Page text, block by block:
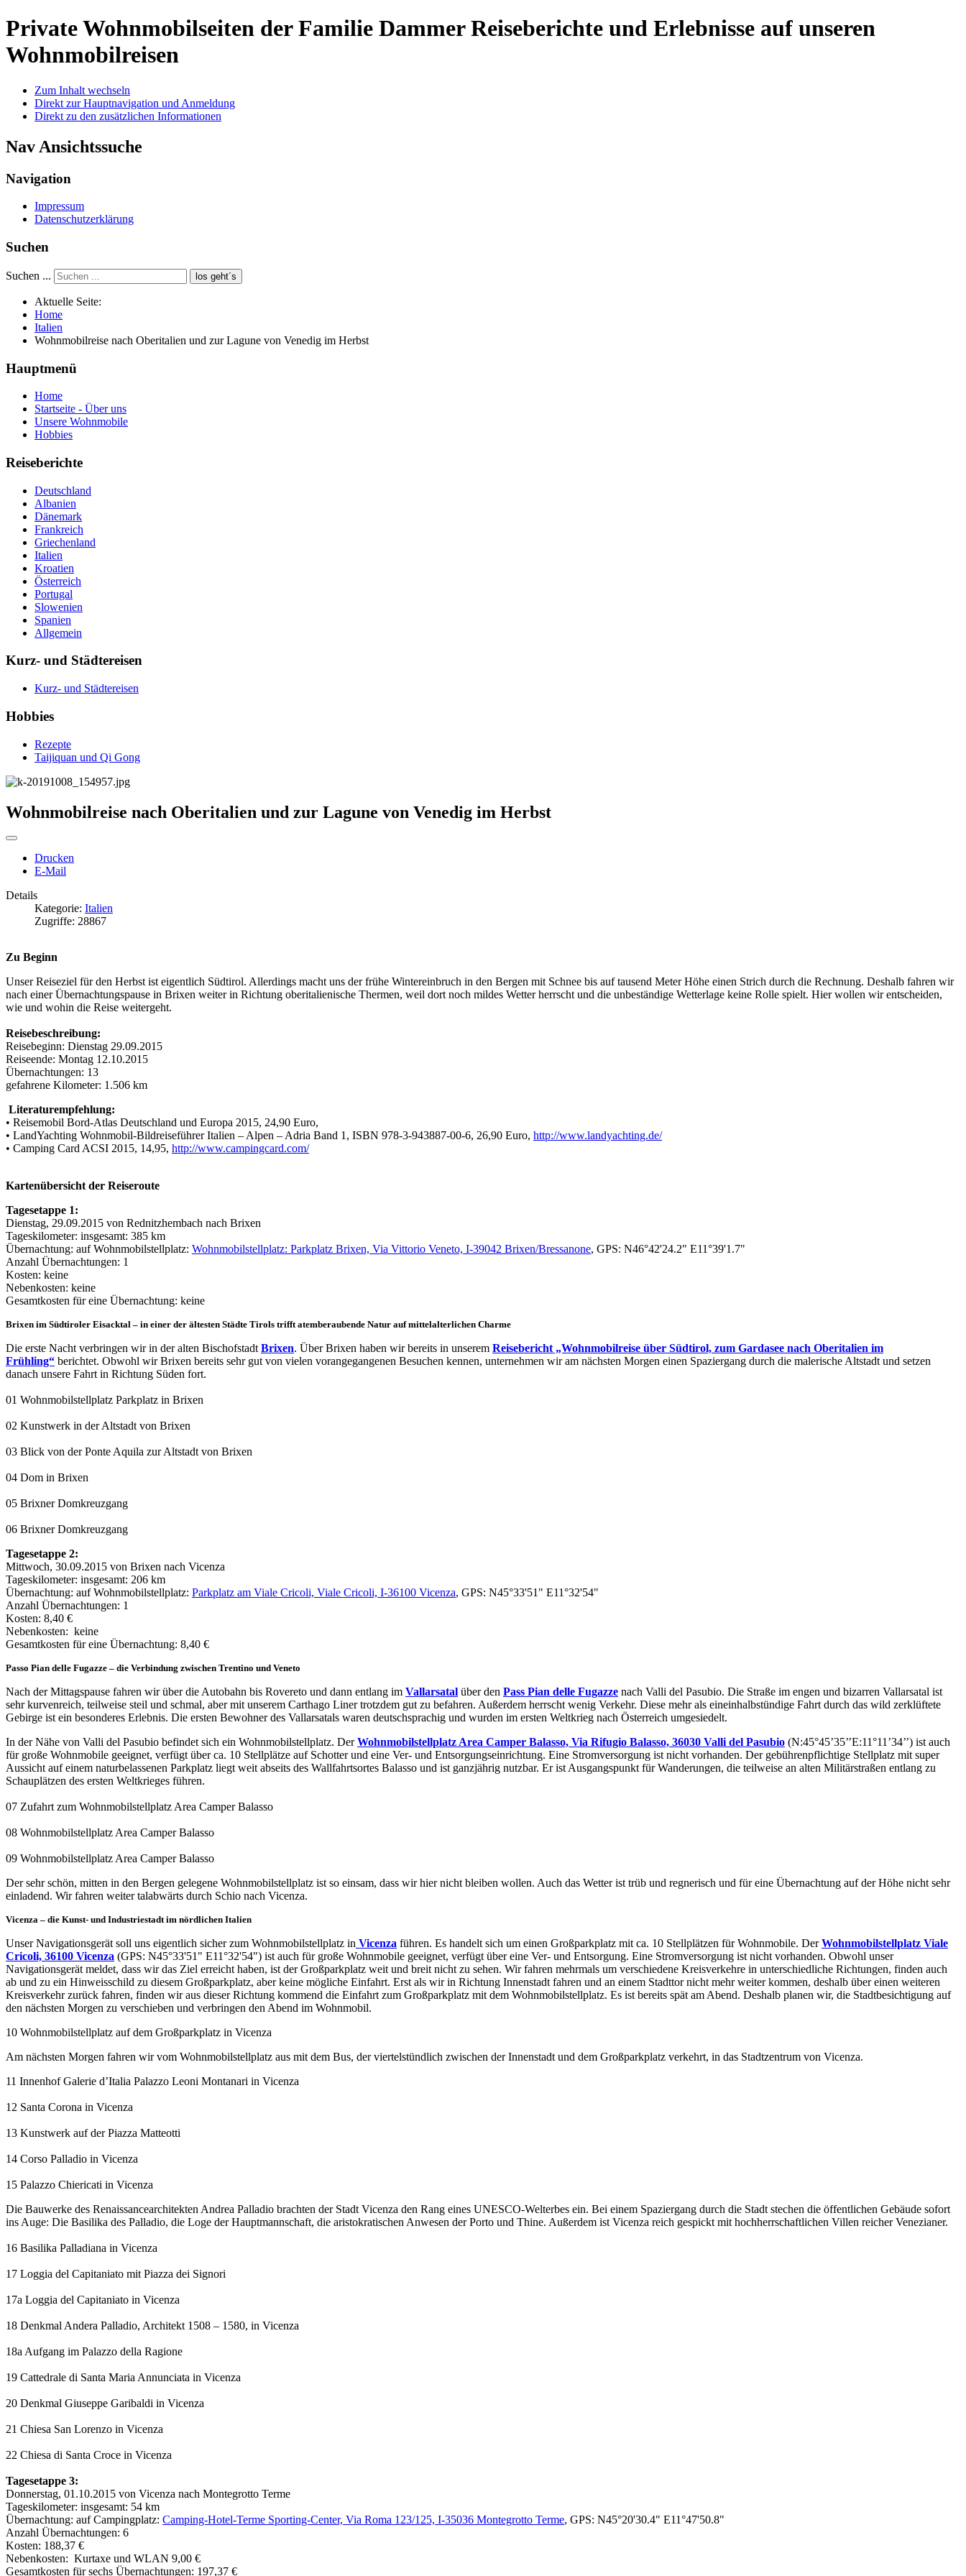
Private Wohnmobilseiten der Familie DammerReiseberichte und Erlebnisse auf unseren
Wohnmobilreisen
Zum Inhalt wechseln
Direkt zur Hauptnavigation und Anmeldung
Direkt zu den zusätzlichen Informationen
Nav Ansichtssuche
Navigation
Impressum
Datenschutzerklärung
Suchen
Suchen ... los geht´s
Aktuelle Seite:
Home
Italien
Wohnmobilreise nach Oberitalien und zur Lagune von Venedig im Herbst
Hauptmenü
Home
Startseite - Über uns
Unsere Wohnmobile
Hobbies
Reiseberichte
Deutschland
Albanien
Dänemark
Frankreich
Griechenland
Italien
Kroatien
Österreich
Portugal
Slowenien
Spanien
Allgemein
Kurz- und Städtereisen
Kurz- und Städtereisen
Hobbies
Rezepte
Taijiquan und Qi Gong
Wohnmobilreise nach Oberitalien und zur Lagune von Venedig im Herbst
Drucken
E-Mail
Details
Kategorie: Italien
Zugriffe: 28867
Zu Beginn
Unser Reiseziel für den Herbst ist eigentlich Südtirol. Allerdings macht uns der frühe Wintereinbruch in den Bergen mit Schnee bis auf tausend Meter Höhe einen Strich durch die Rechnung. Deshalb fahren wir
nach einer Übernachtungspause in Brixen weiter in Richtung oberitalienische Thermen, weil dort noch mildes Wetter herrscht und die unbeständige Wetterlage keine Rolle spielt. Hier wollen wir entscheiden,
wie und wohin die Reise weitergeht.
Reisebeschreibung:
Reisebeginn: Dienstag 29.09.2015
Reiseende: Montag 12.10.2015
Übernachtungen: 13
gefahrene Kilometer: 1.506 km
Literaturempfehlung:
• Reisemobil Bord-Atlas Deutschland und Europa 2015, 24,90 Euro,
• LandYachting Wohnmobil-Bildreiseführer Italien – Alpen – Adria Band 1, ISBN 978-3-943887-00-6, 26,90 Euro, http://www.landyachting.de/
• Camping Card ACSI 2015, 14,95, http://www.campingcard.com/
Kartenübersicht der Reiseroute
Tagesetappe 1:
Dienstag, 29.09.2015 von Rednitzhembach nach Brixen
Tageskilometer: insgesamt: 385 km
Übernachtung: auf Wohnmobilstellplatz: Wohnmobilstellplatz: Parkplatz Brixen, Via Vittorio Veneto, I-39042 Brixen/Bressanone, GPS: N46°42'24.2" E11°39'1.7"
Anzahl Übernachtungen: 1
Kosten: keine
Nebenkosten: keine
Gesamtkosten für eine Übernachtung: keine
Brixen im Südtiroler Eisacktal – in einer der ältesten Städte Tirols trifft atemberaubende Natur auf mittelalterlichen Charme
Die erste Nacht verbringen wir in der alten BischofstadtBrixen. Über Brixen haben wir bereits in unserem Reisebericht „Wohnmobilreise über Südtirol, zum Gardasee nach Oberitalien im
Frühling“ berichtet. Obwohl wir Brixen bereits sehr gut von vielen vorangegangenen Besuchen kennen, unternehmen wir am nächsten Morgen einen Spaziergang durch die malerische Altstadt und setzen
danach unsere Fahrt in Richtung Süden fort.
01 Wohnmobilstellplatz Parkplatz in Brixen
02 Kunstwerk in der Altstadt von Brixen
03 Blick von der Ponte Aquila zur Altstadt von Brixen
04 Dom in Brixen
05 Brixner Domkreuzgang
06 Brixner Domkreuzgang
Tagesetappe 2:
Mittwoch, 30.09.2015 von Brixen nach Vicenza
Tageskilometer: insgesamt: 206 km
Übernachtung: auf Wohnmobilstellplatz: Parkplatz am Viale Cricoli, Viale Cricoli, I-36100 Vicenza, GPS: N45°33'51" E11°32'54"
Anzahl Übernachtungen: 1
Kosten: 8,40 €
Nebenkosten: keine
Gesamtkosten für eine Übernachtung: 8,40 €
Passo Pian delle Fugazze – die Verbindung zwischen Trentino und Veneto
Nach der Mittagspause fahren wir über die Autobahn bis Rovereto und dann entlang im Vallarsatal über den Pass Pian delle Fugazze nach Valli del Pasubio. Die Straße im engen und bizarren Vallarsatal ist
sehr kurvenreich, teilweise steil und schmal, aber mit unserem Carthago Liner trotzdem gut zu befahren. Außerdem herrscht wenig Verkehr. Diese mehr als eineinhalbstündige Fahrt durch das wild zerklüftete
Gebirge ist ein besonderes Erlebnis. Die ersten Bewohner des Vallarsatals waren deutschsprachig und wurden im ersten Weltkrieg nach Österreich umgesiedelt.
In der Nähe von Valli del Pasubio befindet sich ein Wohnmobilstellplatz. DerWohnmobilstellplatz Area Camper Balasso, Via Rifugio Balasso, 36030 Valli del Pasubio (N:45°45’35’’E:11°11’34’’) ist auch
für große Wohnmobile geeignet, verfügt über ca. 10 Stellplätze auf Schotter und eine Ver- und Entsorgungseinrichtung. Eine Stromversorgung ist nicht vorhanden. Der gebührenpflichtige Stellplatz mit super
Aussicht auf einem naturbelassenen Parkplatz liegt weit abseits des Wallfahrtsortes Balasso und ist ganzjährig nutzbar. Er ist Ausgangspunkt für Wanderungen, die teilweise an alten Militärstraßen entlang zu
Schauplätzen des ersten Weltkrieges führen.
07 Zufahrt zum Wohnmobilstellplatz Area Camper Balasso
08 Wohnmobilstellplatz Area Camper Balasso
09 Wohnmobilstellplatz Area Camper Balasso
Der sehr schön, mitten in den Bergen gelegene Wohnmobilstellplatz ist so einsam, dass wir hier nicht bleiben wollen. Auch das Wetter ist trüb und regnerisch und für eine Übernachtung auf der Höhe nicht sehr
einladend. Wir fahren weiter talabwärts durch Schio nach Vicenza.
Vicenza – die Kunst- und Industriestadt im nördlichen Italien
Unser Navigationsgerät soll uns eigentlich sicher zum Wohnmobilstellplatz in Vicenza führen. Es handelt sich um einen Großparkplatz mit ca. 10 Stellplätzen für Wohnmobile. DerWohnmobilstellplatz Viale
Cricoli, 36100 Vicenza (GPS: N45°33'51" E11°32'54") ist auch für große Wohnmobile geeignet, verfügt über eine Ver- und Entsorgung. Eine Stromversorgung ist nicht vorhanden. Obwohl unser
Navigationsgerät meldet, dass wir das Ziel erreicht haben, ist der Großparkplatz weit und breit nicht zu sehen. Wir fahren mehrmals um verschiedene Kreisverkehre in unterschiedliche Richtungen, finden auch
ab und zu ein Hinweisschild zu diesem Großparkplatz, aber keine mögliche Einfahrt. Erst als wir in Richtung Innenstadt fahren und an einem Stadttor nicht mehr weiter kommen, deshalb über einen weiteren
Kreisverkehr zurück fahren, finden wir aus dieser Richtung kommend die Einfahrt zum Großparkplatz mit dem Wohnmobilstellplatz. Es ist bereits spät am Abend. Deshalb planen wir, die Stadtbesichtigung auf
den nächsten Morgen zu verschieben und verbringen den Abend im Wohnmobil.
10 Wohnmobilstellplatz auf dem Großparkplatz in Vicenza
Am nächsten Morgen fahren wir vom Wohnmobilstellplatz aus mit dem Bus, der viertelstündlich zwischen der Innenstadt und dem Großparkplatz verkehrt, in das Stadtzentrum von Vicenza.
11 Innenhof Galerie d’Italia Palazzo Leoni Montanari in Vicenza
12 Santa Corona in Vicenza
13 Kunstwerk auf der Piazza Matteotti
14 Corso Palladio in Vicenza
15 Palazzo Chiericati in Vicenza
Die Bauwerke des Renaissancearchitekten Andrea Palladio brachten der Stadt Vicenza den Rang eines UNESCO-Welterbes ein. Bei einem Spaziergang durch die Stadt stechen die öffentlichen Gebäude sofort
ins Auge: Die Basilika des Palladio, die Loge der Hauptmannschaft, die aristokratischen Anwesen der Porto und Thine. Außerdem ist Vicenza reich gespickt mit hochherrschaftlichen Villen reicher Venezianer.
16 Basilika Palladiana in Vicenza
17 Loggia del Capitaniato mit Piazza dei Signori
17a Loggia del Capitaniato in Vicenza
18 Denkmal Andera Palladio, Architekt 1508 – 1580, in Vicenza
18a Aufgang im Palazzo della Ragione
19 Cattedrale di Santa Maria Annunciata in Vicenza
20 Denkmal Giuseppe Garibaldi in Vicenza
21 Chiesa San Lorenzo in Vicenza
22 Chiesa di Santa Croce in Vicenza
Tagesetappe 3:
Donnerstag, 01.10.2015 von Vicenza nach Montegrotto Terme
Tageskilometer: insgesamt: 54 km
Übernachtung: auf Campingplatz: Camping-Hotel-Terme Sporting-Center, Via Roma 123/125, I-35036 Montegrotto Terme, GPS: N45°20'30.4" E11°47'50.8"
Anzahl Übernachtungen: 6
Kosten: 188,37 €
Nebenkosten: Kurtaxe und WLAN 9,00 €
Gesamtkosten für sechs Übernachtungen: 197,37 €